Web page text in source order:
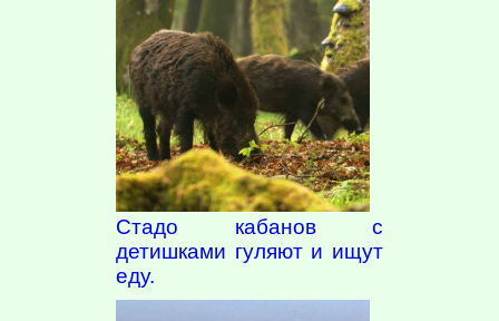
Стадо кабанов с
детишками гуляют и ищут
еду.